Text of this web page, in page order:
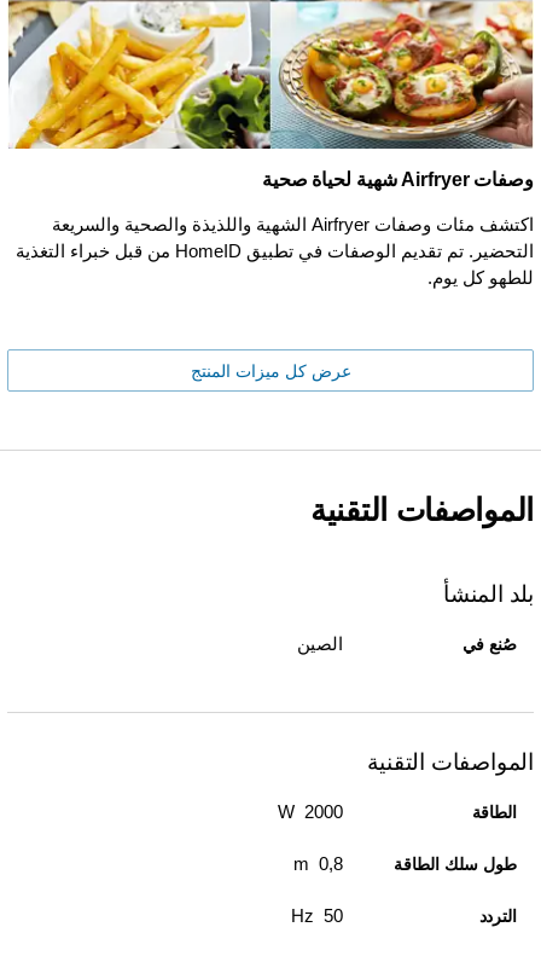
وصفات Airfryer شهية لحياة صحية
اكتشف مئات وصفات Airfryer الشهية واللذيذة والصحية والسريعة
التحضير. تم تقديم الوصفات في تطبيق HomeID من قبل خبراء التغذية
للطهو كل يوم.
عرض كل ميزات المنتج
المواصفات التقنية
بلد المنشأ
صُنع في الصين
المواصفات التقنية
الطاقة 2000 W
طول سلك الطاقة 0,8 m
التردد 50 Hz